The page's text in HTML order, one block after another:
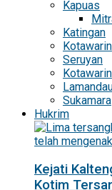
Kapuas
Katingan
Seruyan
Sukamara
Hukrim
Kejati
Kotim